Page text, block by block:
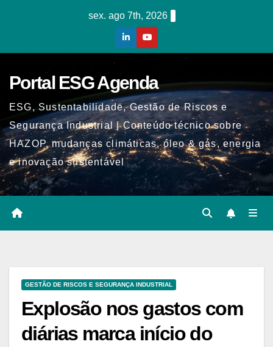
sex. ago 7th, 2026
Portal ESG Agenda
ESG, Sustentabilidade, Gestão de Riscos e
Segurança Industrial | Conteúdo técnico sobre
HAZOP, mudanças climáticas, óleo & gás, energia
e inovação sustentável
GESTÃO DE RISCOS E SEGURANÇA INDUSTRIAL
Explosão nos gastos com
diárias marca início do